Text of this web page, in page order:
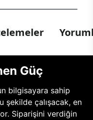
Güç
bilgisayara sahip
şekilde çalışacak, en
Siparişini verdiğin